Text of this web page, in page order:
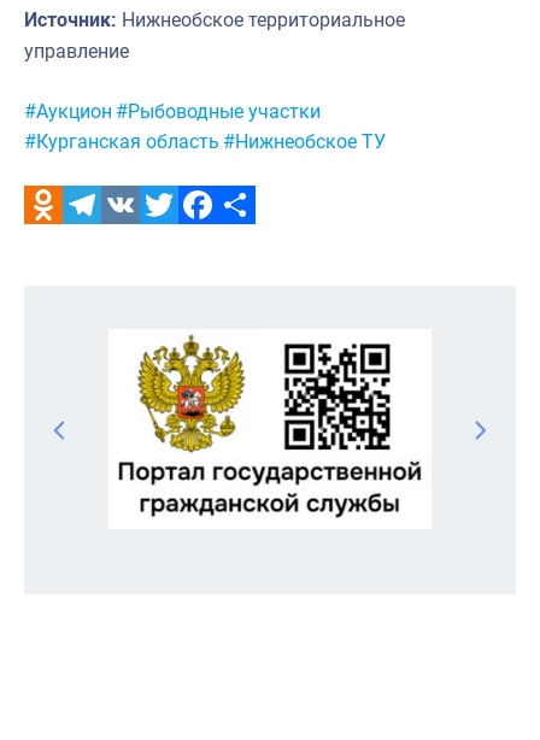
Источник: Нижнеобское территориальное
управление
Метки:
#Аукцион #Рыбоводные участки
#Курганская область #Нижнеобское ТУ